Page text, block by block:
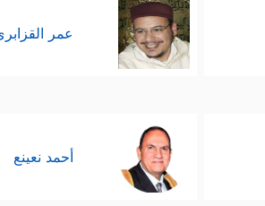
عمر
أحمد نعينع